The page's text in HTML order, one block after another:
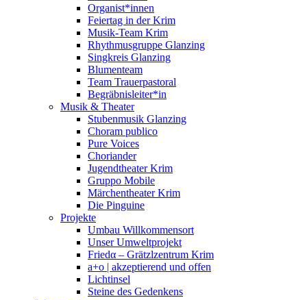
Organist*innen
Feiertag in der Krim
Musik-Team Krim
Rhythmusgruppe Glanzing
Singkreis Glanzing
Blumenteam
Team Trauerpastoral
Begräbnisleiter*in
Musik & Theater
Stubenmusik Glanzing
Choram publico
Pure Voices
Choriander
Jugendtheater Krim
Gruppo Mobile
Märchentheater Krim
Die Pinguine
Projekte
Umbau Willkommensort
Unser Umweltprojekt
Friedα – Grätzlzentrum Krim
a+o | akzeptierend und offen
Lichtinsel
Steine des Gedenkens